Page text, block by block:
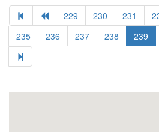
229 230 231
235
236 237 238 239